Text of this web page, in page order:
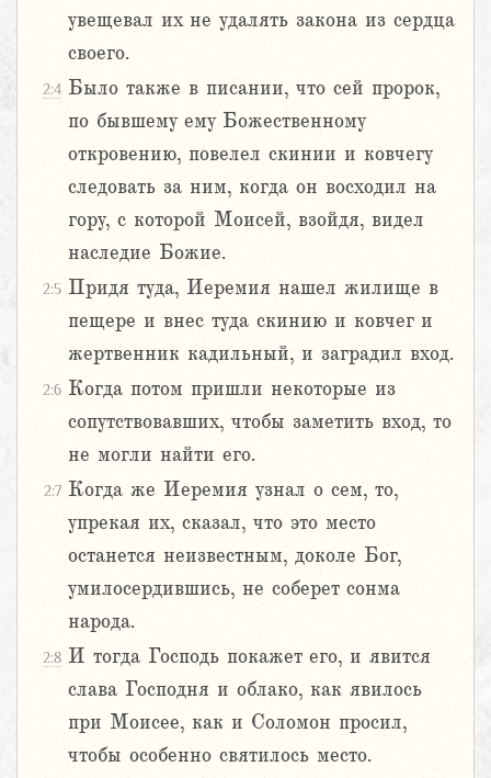
увещевал их не удалять закона из сердца
своего.
2:4 Было также в писании, что сей пророк,
по бывшему ему Божественному
откровению, повелел скинии и ковчегу
следовать за ним, когда он восходил на
гору, с которой Моисей, взойдя, видел
наследие Божие.
2:5 Придя туда, Иеремия нашел жилище в
пещере и внес туда скинию и ковчег и
жертвенник кадильный, и заградил вход.
2:6 Когда потом пришли некоторые из
сопутствовавших, чтобы заметить вход, то
не могли найти его.
2:7 Когда же Иеремия узнал о сем, то,
упрекая их, сказал, что это место
останется неизвестным, доколе Бог,
умилосердившись, не соберет сонма
народа.
2:8 И тогда Господь покажет его, и явится
слава Господня и облако, как явилось
при Моисее, как и Соломон просил,
чтобы особенно святилось место.